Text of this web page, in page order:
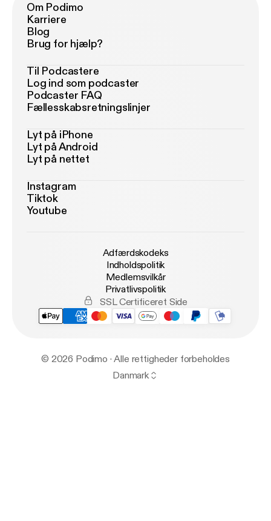
Om Podimo
Karriere
Blog
Brug for hjælp?
Til Podcastere
Log ind som podcaster
Podcaster FAQ
Fællesskabsretningslinjer
Lyt på iPhone
Lyt på Android
Lyt på nettet
Instagram
Tiktok
Youtube
Adfærdskodeks
Indholdspolitik
Medlemsvilkår
Privatlivspolitik
SSL Certificeret Side
© 2026 Podimo · Alle rettigheder forbeholdes
Danmark